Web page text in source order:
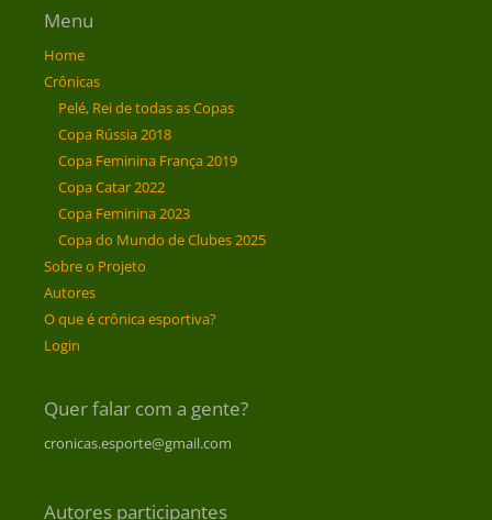
Menu
Home
Crônicas
Pelé, Rei de todas as Copas
Copa Rússia 2018
Copa Feminina França 2019
Copa Catar 2022
Copa Feminina 2023
Copa do Mundo de Clubes 2025
Sobre o Projeto
Autores
O que é crônica esportiva?
Login
Quer falar com a gente?
cronicas.esporte@gmail.com
Autores participantes